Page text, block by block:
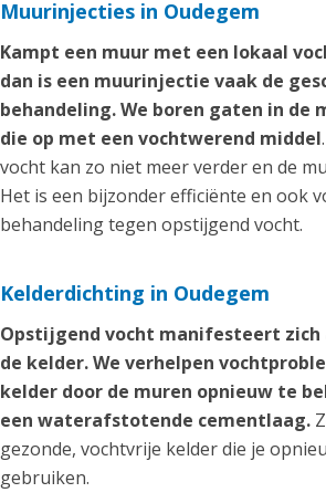
Muurinjecties in Oudegem
Kampt een muur met een lokaal
dan is een muurinjectie vaak de
behandeling. We boren gaten in de
die op met een vochtwerend middel
vocht kan zo niet meer verder en de
Het is een bijzonder efficiënte en ook
behandeling tegen opstijgend vocht.
Kelderdichting in Oudegem
Opstijgend vocht manifesteert
de kelder. We verhelpen
kelder door de muren opnieuw te
een waterafstotende cementlaag.
gezonde, vochtvrije kelder die je
gebruiken.